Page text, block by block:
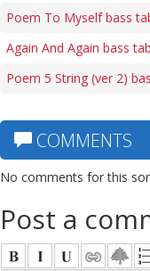
Poem To Myself bass
Again And Again bass
Poem 5 String (ver 2)
COMMENTS
No comments for this
Post a